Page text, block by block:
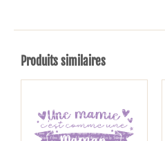
Produits similaires